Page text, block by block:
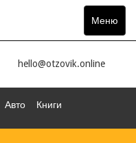
Меню
Toggle
hello@otzovik.online
Авто Книги